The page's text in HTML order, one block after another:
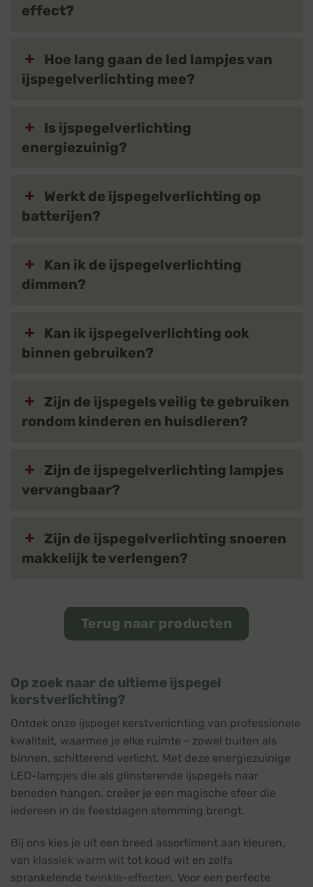
effect?
Hoe lang gaan de led lampjes van
ijspegelverlichting mee?
Is ijspegelverlichting
energiezuinig?
Werkt de ijspegelverlichting op
batterijen?
Kan ik de ijspegelverlichting
dimmen?
Kan ik ijspegelverlichting ook
binnen gebruiken?
Zijn de ijspegels veilig te gebruiken
rondom kinderen en huisdieren?
Zijn de ijspegelverlichting lampjes
vervangbaar?
Zijn de ijspegelverlichting snoeren
makkelijk te verlengen?
Terug naar producten
Op zoek naar de ultieme ijspegel
kerstverlichting?
Ontdek onze ijspegel kerstverlichting van professionele
kwaliteit, waarmee je elke ruimte - zowel buiten als
binnen, schitterend verlicht. Met deze energiezuinige
LED-lampjes die als glinsterende ijspegels naar
beneden hangen, creëer je een magische sfeer die
iedereen in de feestdagen stemming brengt.
Bij ons kies je uit een breed assortiment aan kleuren,
van klassiek warm wit tot koud wit en zelfs
sprankelende twinkle-effecten. Voor een perfecte